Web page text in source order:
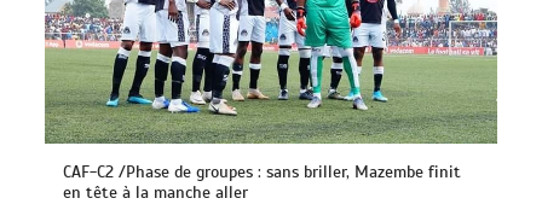
CAF-C2 /Phase de groupes : sans briller, Mazembe finit
en tête à la manche aller